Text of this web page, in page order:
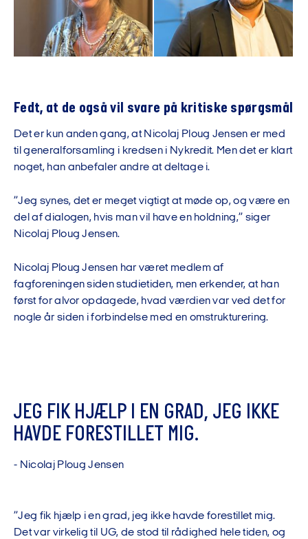
Fedt, at de også vil svare på kritiske spørgsmål
Det er kun anden gang, at Nicolaj Ploug Jensen er med
til generalforsamling i kredsen i Nykredit. Men det er klart
noget, han anbefaler andre at deltage i.
”Jeg synes, det er meget vigtigt at møde op, og være en
del af dialogen, hvis man vil have en holdning,” siger
Nicolaj Ploug Jensen.
Nicolaj Ploug Jensen har været medlem af
fagforeningen siden studietiden, men erkender, at han
først for alvor opdagede, hvad værdien var ved det for
nogle år siden i forbindelse med en omstrukturering.
JEG FIK HJÆLP I EN GRAD, JEG IKKE
HAVDE FORESTILLET MIG.
- Nicolaj P oug Jensen
”Jeg fik hjælp i en grad, jeg ikke havde forestillet mig.
Det var virkelig til UG, de stod til rådighed hele tiden, og